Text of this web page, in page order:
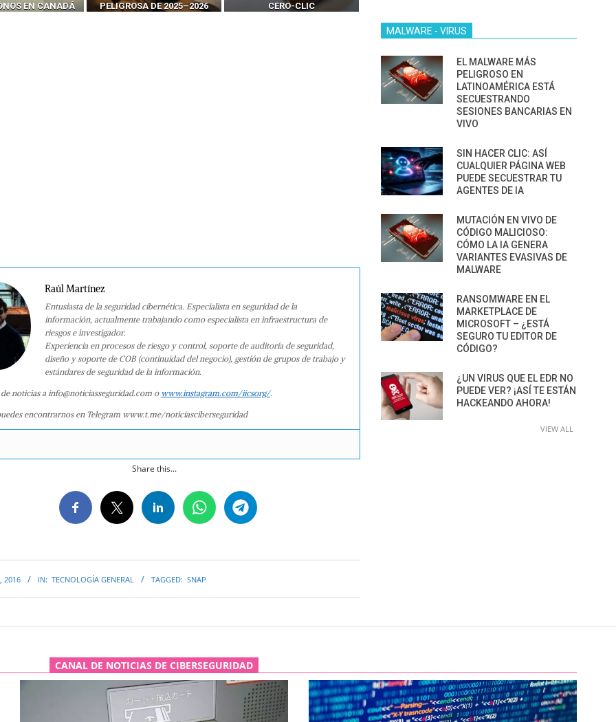
EN CANADÁ
PELIGROSA DE 2025–2026
CERO-CLIC
Raúl Martínez
Entusiasta de la seguridad cibernética. Especialista en seguridad de la
información, actualmente trabajando como especialista en infraestructura de
riesgos e investigador.
Experiencia en procesos de riesgo y control, soporte de auditoría de seguridad,
diseño y soporte de COB (continuidad del negocio), gestión de grupos de trabajo y
estándares de seguridad de la información.
noticias a info@noticiasseguridad.com o www.instagram.com/iicsorg/.
encontrarnos en Telegram www.t.me/noticiasciberseguridad
Share this...
2016 IN: TECNOLOGÍA GENERAL TAGGED: SNAP
MALWARE - VIRUS
EL MALWARE MÁS
PELIGROSO EN
LATINOAMÉRICA ESTÁ
SECUESTRANDO
SESIONES BANCARIAS EN
VIVO
SIN HACER CLIC: ASÍ
CUALQUIER PÁGINA WEB
PUEDE SECUESTRAR TU
AGENTES DE IA
MUTACIÓN EN VIVO DE
CÓDIGO MALICIOSO:
CÓMO LA IA GENERA
VARIANTES EVASIVAS DE
MALWARE
RANSOMWARE EN EL
MARKETPLACE DE
MICROSOFT – ¿ESTÁ
SEGURO TU EDITOR DE
CÓDIGO?
¿UN VIRUS QUE EL EDR NO
PUEDE VER? ¡ASÍ TE ESTÁN
HACKEANDO AHORA!
VIEW ALL
CANAL DE NOTICIAS DE CIBERSEGURIDAD